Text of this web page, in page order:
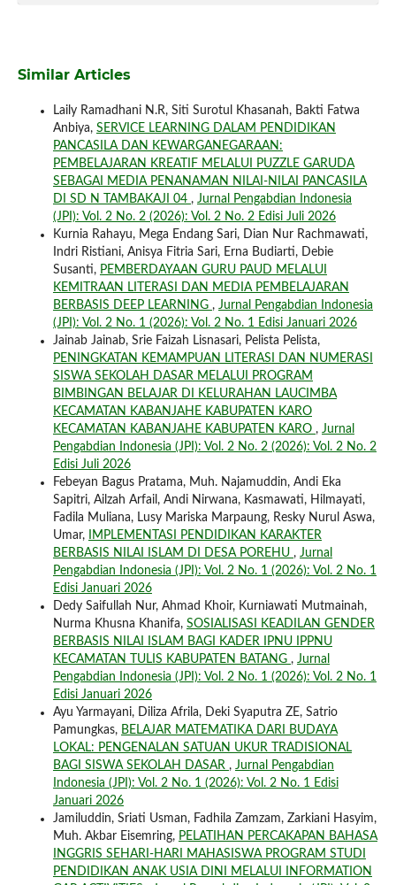
Similar Articles
Laily Ramadhani N.R, Siti Surotul Khasanah, Bakti Fatwa
Anbiya, SERVICE LEARNING DALAM PENDIDIKAN
PANCASILA DAN KEWARGANEGARAAN:
PEMBELAJARAN KREATIF MELALUI PUZZLE GARUDA
SEBAGAI MEDIA PENANAMAN NILAI-NILAI PANCASILA
DI SD N TAMBAKAJI 04 , Jurnal Pengabdian Indonesia
(JPI): Vol. 2 No. 2 (2026): Vol. 2 No. 2 Edisi Juli 2026
Kurnia Rahayu, Mega Endang Sari, Dian Nur Rachmawati,
Indri Ristiani, Anisya Fitria Sari, Erna Budiarti, Debie
Susanti, PEMBERDAYAAN GURU PAUD MELALUI
KEMITRAAN LITERASI DAN MEDIA PEMBELAJARAN
BERBASIS DEEP LEARNING , Jurnal Pengabdian Indonesia
(JPI): Vol. 2 No. 1 (2026): Vol. 2 No. 1 Edisi Januari 2026
Jainab Jainab, Srie Faizah Lisnasari, Pelista Pelista,
PENINGKATAN KEMAMPUAN LITERASI DAN NUMERASI
SISWA SEKOLAH DASAR MELALUI PROGRAM
BIMBINGAN BELAJAR DI KELURAHAN LAUCIMBA
KECAMATAN KABANJAHE KABUPATEN KARO
KECAMATAN KABANJAHE KABUPATEN KARO , Jurnal
Pengabdian Indonesia (JPI): Vol. 2 No. 2 (2026): Vol. 2 No. 2
Edisi Juli 2026
Febeyan Bagus Pratama, Muh. Najamuddin, Andi Eka
Sapitri, Ailzah Arfail, Andi Nirwana, Kasmawati, Hilmayati,
Fadila Muliana, Lusy Mariska Marpaung, Resky Nurul Aswa,
Umar,
IMPLEMENTASI PENDIDIKAN KARAKTER
BERBASIS NILAI ISLAM DI DESA POREHU , Jurnal
Pengabdian Indonesia (JPI): Vol. 2 No. 1 (2026): Vol. 2 No. 1
Edisi Januari 2026
Dedy Saifullah Nur, Ahmad Khoir, Kurniawati Mutmainah,
Nurma Khusna Khanifa, SOSIALISASI KEADILAN GENDER
BERBASIS NILAI ISLAM BAGI KADER IPNU IPPNU
KECAMATAN TULIS KABUPATEN BATANG , Jurnal
Pengabdian Indonesia (JPI): Vol. 2 No. 1 (2026): Vol. 2 No. 1
Edisi Januari 2026
Ayu Yarmayani, Diliza Afrila, Deki Syaputra ZE, Satrio
Pamungkas, BELAJAR MATEMATIKA DARI BUDAYA
LOKAL: PENGENALAN SATUAN UKUR TRADISIONAL
BAGI SISWA SEKOLAH DASAR , Jurnal Pengabdian
Indonesia (JPI): Vol. 2 No. 1 (2026): Vol. 2 No. 1 Edisi
Januari 2026
Jamiluddin, Sriati Usman, Fadhila Zamzam, Zarkiani Hasyim,
Muh. Akbar Eisemring, PELATIHAN PERCAKAPAN BAHASA
INGGRIS SEHARI-HARI MAHASISWA PROGRAM STUDI
PENDIDIKAN ANAK USIA DINI MELALUI INFORMATION